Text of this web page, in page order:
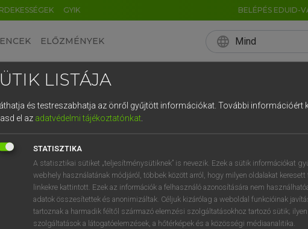
GYIK BELÉPÉS EDUID-
language Mind
ELŐZMÉNYEK
AZ ANGOL
MINT EGY BRIT!
2019. 10. 24.
LISTÁJA
és testreszabhatja az önről gyűjtött információkat. További információért
el az adatvédelmi tájékoztatónkat.
STATISZTIKA
A statisztikai sütiket „teljesítménysütiknek” is nevezik. Ezek a sütik információkat
webhely használatának módjáról, többek között arról, hogy milyen oldalakat keresett
linkekre kattintott. Ezek az információk a felhasználó azonosítására nem
adatok összesítettek és anonimizáltak. Céljuk kizárólag a weboldal funkcióinak
tartoznak a harmadik féltől származó elemzési szolgáltatásokhoz tartozó sütik;
szolgáltatások a látogatóelemzések, a hőtérképek és a közösségi médiaanalitika.
EN HU DE CN FR ES IT NL RU
q w e
a s d f